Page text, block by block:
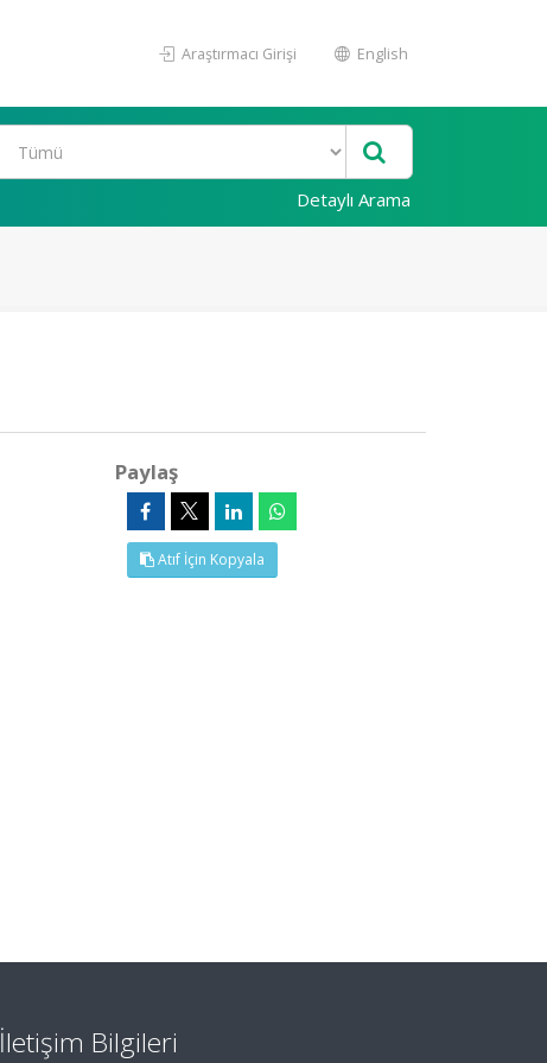
Araştırmacı Girişi English
Detaylı Arama
Paylaş
Atıf İçin Kopyala
İletişim Bilgileri